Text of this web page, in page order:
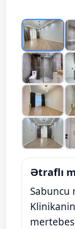
Ətraflı
Sabuncu